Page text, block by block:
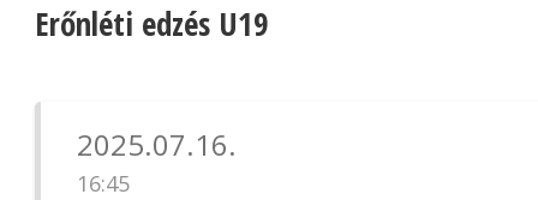
Erőnléti edzés U19
2025.07.16.
16:45